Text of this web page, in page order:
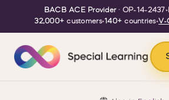
BACB ACE Provider· OP-14-2437•
32,000+ customers•140+ countries•V-